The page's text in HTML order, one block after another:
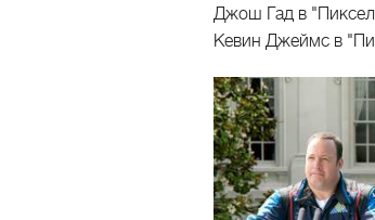
Джош Гад в
Кевин Джеймс в